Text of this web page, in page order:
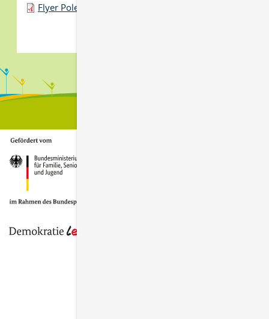
Flyer Polenfeindlichkeit